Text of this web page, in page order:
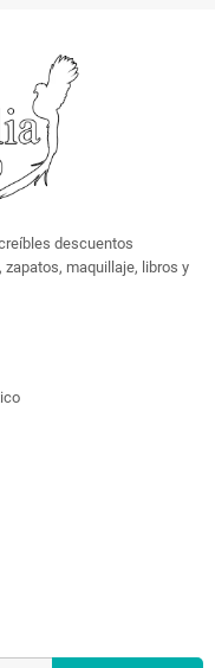
descuentos
maquillaje, libros y